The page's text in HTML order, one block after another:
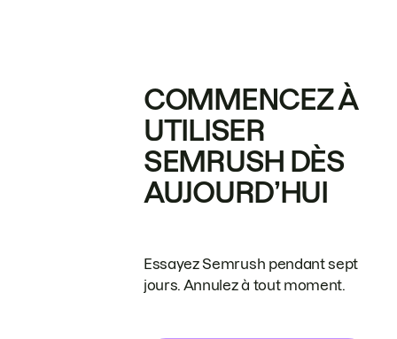
COMMENCEZ À
UTILISER
SEMRUSH DÈS
AUJOURD’HUI
Essayez Semrush pendant sept
jours. Annulez à tout moment.